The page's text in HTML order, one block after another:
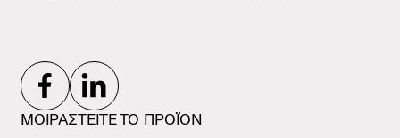
ΜΟΙΡΑΣΤΕΙΤΕ ΤΟ ΠΡΟΪΟΝ